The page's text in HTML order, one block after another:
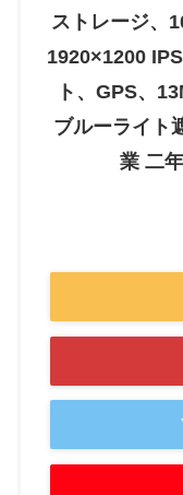
ストレージ、
1920×1200
ト、GPS、
ブルーライト
業 二